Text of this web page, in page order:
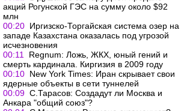
акций Рогунской ГЭС на сумму около $92
млн
00:20 Иргизско-Торгайская система озер на
западе Казахстана оказалась под угрозой
исчезновения
00:11
Regnum: Ложь, ЖКХ, юный гений и
смерть кардинала. Киргизия в 2009 году
00:10 New York Times: Иран скрывает свои
ядерные объекты в сети туннелей
00:09 С.Тарасов: Создадут ли Москва и
Анкара "общий союз"?